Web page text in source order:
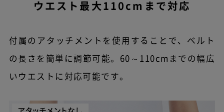
ウエスト最大110cmまで対応
付属のアタッチメントを使用することで、ベルト
の長さを簡単に調節可能。 60～110cmまでの幅広
いウエストに対応可能です。